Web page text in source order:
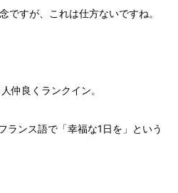
ですが、これは仕方ないですね。
仲良くランクイン。
ランス語で「幸福な1日を」という